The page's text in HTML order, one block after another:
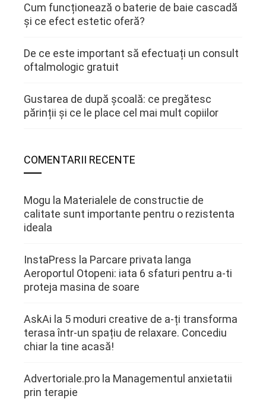
Cum funcționează o baterie de baie cascadă
și ce efect estetic oferă?
De ce este important să efectuați un consult
oftalmologic gratuit
Gustarea de după școală: ce pregătesc
părinții și ce le place cel mai mult copiilor
COMENTARII RECENTE
Mogu la Materialele de constructie de
calitate sunt importante pentru o rezistenta
ideala
InstaPress la Parcare privata langa
Aeroportul Otopeni: iata 6 sfaturi pentru a-ti
proteja masina de soare
AskAi la 5 moduri creative de a-ți transforma
terasa într-un spațiu de relaxare. Concediu
chiar la tine acasă!
Advertoriale.pro la Managementul anxietatii
prin terapie